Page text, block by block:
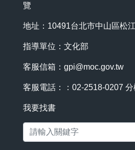
覽
地址：10491台北市中山區松
指導單位：文化部
客服信箱： gpi@moc.gov.tw
客服電話：：02-2518-0207 分
我要找書